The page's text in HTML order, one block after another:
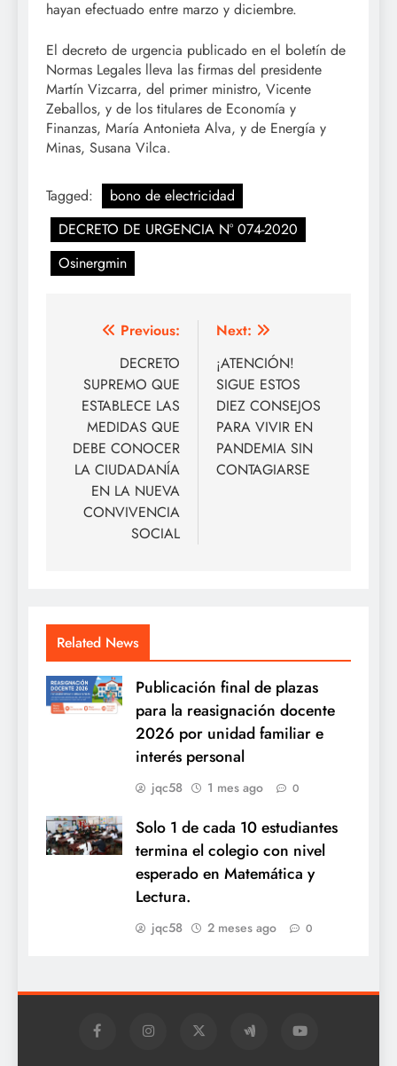
hayan efectuado entre marzo y diciembre.
El decreto de urgencia publicado en el boletín de
Normas Legales lleva las firmas del presidente
Martín Vizcarra, del primer ministro, Vicente
Zeballos, y de los titulares de Economía y
Finanzas, María Antonieta Alva, y de Energía y
Minas, Susana Vilca.
Tagged:
bono de electricidad
DECRETO DE URGENCIA N° 074-2020
Osinergmin
Navegación
entradas
Previous:
DECRETO
SUPREMO QUE
ESTABLECE LAS
MEDIDAS QUE
DEBE CONOCER
LA CIUDADANÍA
EN LA NUEVA
CONVIVENCIA
SOCIAL
Next:
¡ATENCIÓN!
SIGUE ESTOS
DIEZ CONSEJOS
PARA VIVIR EN
PANDEMIA SIN
CONTAGIARSE
Related News
Publicación final de plazas
para la reasignación docente
2026 por unidad familiar e
interés personal
jqc58 1 mes ago 0
Solo 1 de cada 10 estudiantes
termina el colegio con nivel
esperado en Matemática y
Lectura.
jqc58 2 meses ago 0